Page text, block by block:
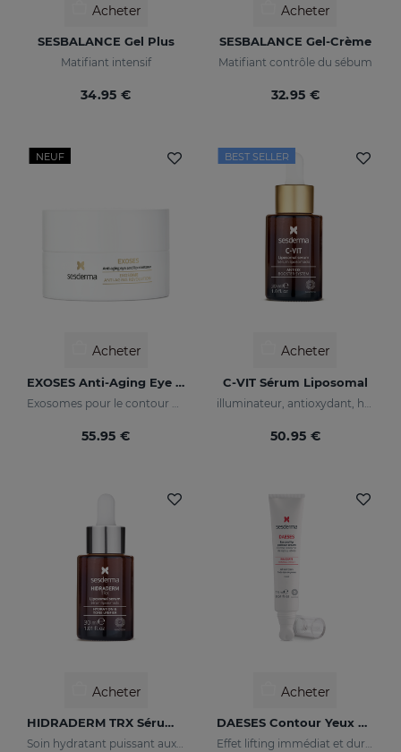
Acheter
SESBALANCE Gel Plus
Matifiant intensif
34.95 €
Acheter
SESBALANCE Gel-Crème
Matifiant contrôle du sébum
32.95 €
NEUF
Acheter
EXOSES Anti-Aging Eye And Lip Contour
55.95 €
BEST SELLER
Acheter
C-VIT Sérum Liposomal
50.95 €
Acheter
HIDRADERM TRX Sérum Liposomal
Soin hydratant puissant aux propriétés éclaircissantes
Acheter
DAESES Contour Yeux Et Lèvres
Effet lifting immédiat et durable